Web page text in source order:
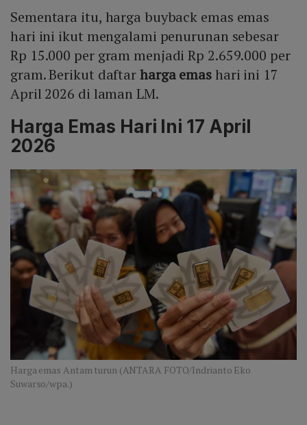
Sementara itu, harga buyback emas emas
hari ini ikut mengalami penurunan sebesar
Rp 15.000 per gram menjadi Rp 2.659.000 per
gram. Berikut daftarharga emashari ini 17
April 2026 di laman LM.
Harga Emas Hari Ini 17 April
2026
Harga emas Antam turun (ANTARA FOTO/Indrianto Eko
Suwarso/wpa.)